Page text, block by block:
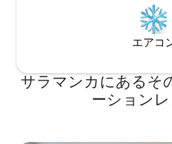
ができます。40 インチのスマー
と、2 名様用の 140 x 1.90 cm の
適なデザイナー製シェズロングタ
ソファがあります。キッチンには
グテーブルと椅子があります。
ビングルームに暖かさを与える
もあります。さらに、仕事用のデ
エアコ
サラマンカにあるそ
ーション